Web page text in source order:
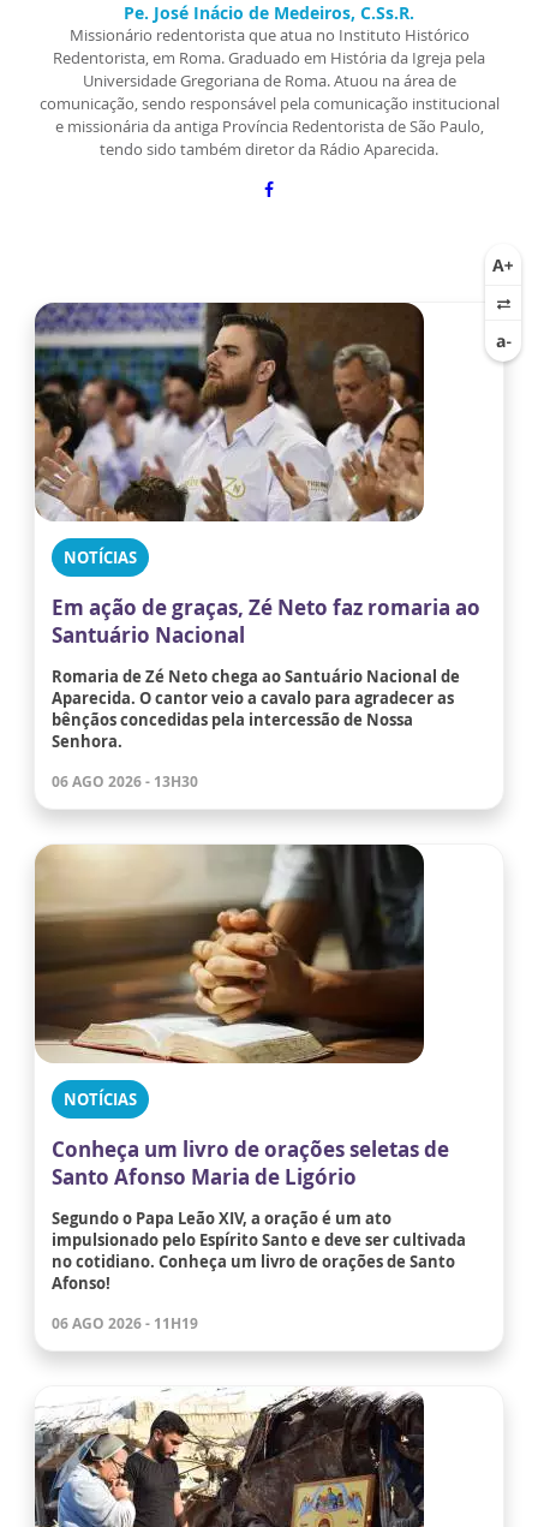
Pe. José Inácio de Medeiros, C.Ss.R.
Missionário redentorista que atua no Instituto Histórico
Redentorista, em Roma. Graduado em História da Igreja pela
Universidade Gregoriana de Roma. Atuou na área de
comunicação, sendo responsável pela comunicação institucional
e missionária da antiga Província Redentorista de São Paulo,
tendo sido também diretor da Rádio Aparecida.
NOTÍCIAS
Em ação de graças, Zé Neto faz romaria ao
Santuário Nacional
Romaria de Zé Neto chega ao Santuário Nacional de
Aparecida. O cantor veio a cavalo para agradecer as
bênçãos concedidas pela intercessão de Nossa
Senhora.
06 AGO 2026 - 13H30
NOTÍCIAS
Conheça um livro de orações seletas de
Santo Afonso Maria de Ligório
Segundo o Papa Leão XIV, a oração é um ato
impulsionado pelo Espírito Santo e deve ser cultivada
no cotidiano. Conheça um livro de orações de Santo
Afonso!
06 AGO 2026 - 11H19